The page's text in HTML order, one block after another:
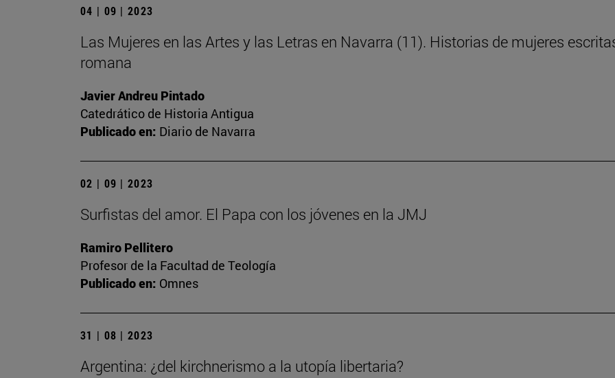
04 | 09 | 2023
Las Mujeres en las Artes y las Letras en Navarra (11). Historias de mujeres
romana
Javier Andreu Pintado
Catedrático de Historia Antigua
Publicado en: Diario de Navarra
02 | 09 | 2023
Surfistas del amor. El Papa con los jóvenes en la JMJ
Ramiro Pellitero
Profesor de la Facultad de Teología
Publicado en: Omnes
31 | 08 | 2023
Argentina: ¿del kirchnerismo a la utopía libertaria?